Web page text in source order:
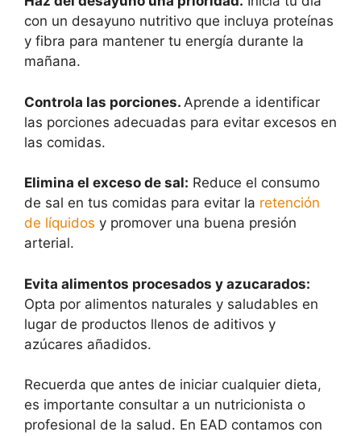
con un desayuno nutritivo que incluya proteínas
y fibra para mantener tu energía durante la
mañana.
Controla las porciones. Aprende a identificar
las porciones adecuadas para evitar excesos en
las comidas.
Elimina el exceso de sal: Reduce el consumo
de sal en tus comidas para evitar la retención
de líquidos y promover una buena presión
arterial.
Evita alimentos procesados y azucarados:
Opta por alimentos naturales y saludables en
lugar de productos llenos de aditivos y
azúcares añadidos.
Recuerda que antes de iniciar cualquier dieta,
es importante consultar a un nutricionista o
profesional de la salud. En EAD contamos con